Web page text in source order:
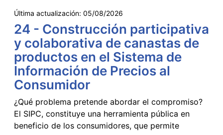
Última actualización: 05/08/2026
24 - Construcción participativa
y colaborativa de canastas de
productos en el Sistema de
Información de Precios al
Consumidor
¿Qué problema pretende abordar el compromiso?
El SIPC, constituye una herramienta pública en
beneficio de los consumidores, que permite